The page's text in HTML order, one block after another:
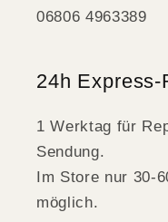
06806 4963389
24h Express-
1 Werktag für
Sendung.
Im Store nur 30-
möglich.